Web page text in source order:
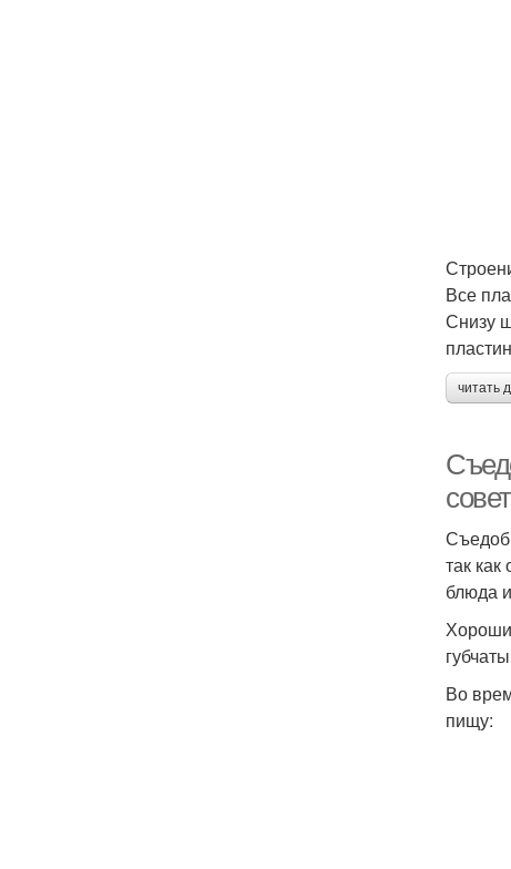
Все
Снизу
читать
так
блюда
Во
пищу: